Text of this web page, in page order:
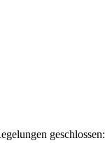
geschlossen: